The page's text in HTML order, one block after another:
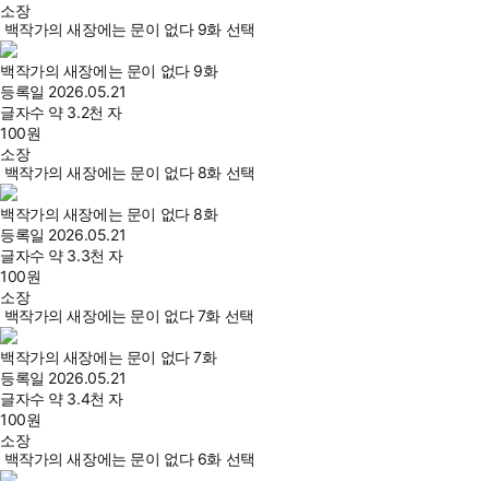
소장
백작가의 새장에는 문이 없다 9화 선택
백작가의 새장에는 문이 없다 9화
등록일 2026.05.21
글자수 약 3.2천 자
100원
소장
백작가의 새장에는 문이 없다 8화 선택
백작가의 새장에는 문이 없다 8화
등록일 2026.05.21
글자수 약 3.3천 자
100원
소장
백작가의 새장에는 문이 없다 7화 선택
백작가의 새장에는 문이 없다 7화
등록일 2026.05.21
글자수 약 3.4천 자
100원
소장
백작가의 새장에는 문이 없다 6화 선택